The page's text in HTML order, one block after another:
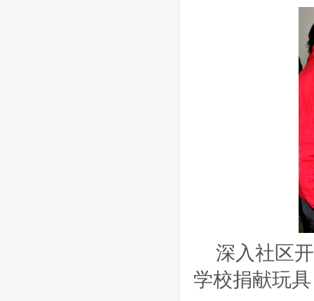
深入社区
学校捐献玩具